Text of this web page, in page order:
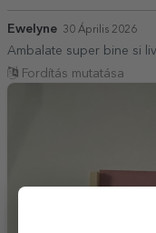
Ewelyne 30 Április 2026
Ambalate super bine si
Fordítás mutatása